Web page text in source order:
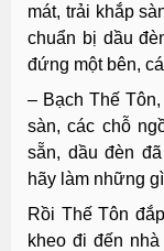
mát, trải khắp
chuẩn bị dầu
đứng một bên,
– Bạch Thế
sàn, các chỗ
sẵn, dầu đèn
hãy làm những
Rồi Thế Tôn
kheo đi đến